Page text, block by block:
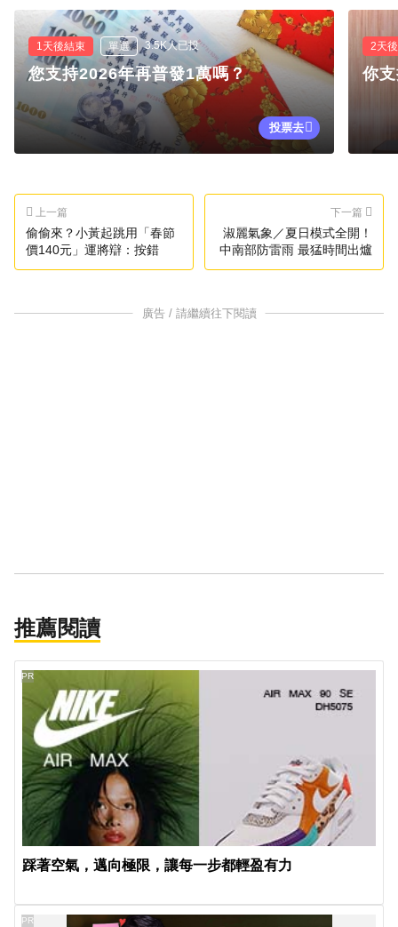
1天後結束 單選 3.5K人已投
您支持2026年再普發1萬嗎？
投票去
2天
你
上一篇
偷偷來？小黃起跳用「春節
價140元」運將辯：按錯
下一篇
淑麗氣象／夏日模式全開！
中南部防雷雨 最猛時間出爐
廣告 / 請繼續往下閱讀
推薦閱讀
踩著空氣，邁向極限，讓每一步都輕盈有力
PR
PR